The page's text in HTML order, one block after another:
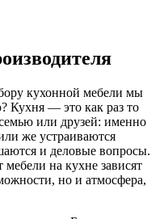
кухонной мебели мы
Кухня — это как раз то
или друзей: именно
же устраиваются
и деловые вопросы.
на кухне зависят
но и атмосфера,